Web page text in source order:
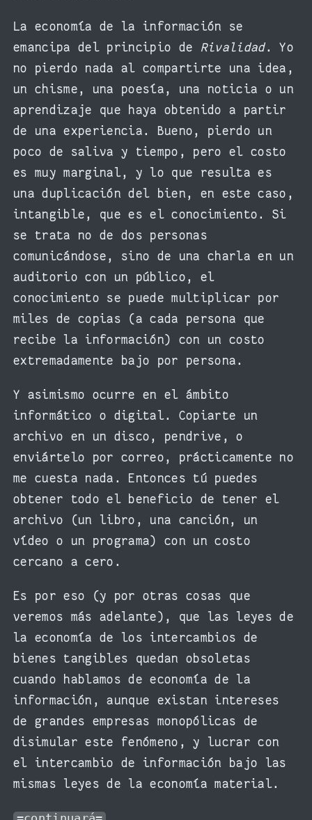
La economía de la información se
emancipa del principio de Rivalidad. Yo
no pierdo nada al compartirte una idea,
un chisme, una poesía, una noticia o un
aprendizaje que haya obtenido a partir
de una experiencia. Bueno, pierdo un
poco de saliva y tiempo, pero el costo
es muy marginal, y lo que resulta es
una duplicación del bien, en este caso,
intangible, que es el conocimiento. Si
se trata no de dos personas
comunicándose, sino de una charla en un
auditorio con un público, el
conocimiento se puede multiplicar por
miles de copias (a cada persona que
recibe la información) con un costo
extremadamente bajo por persona.
Y asimismo ocurre en el ámbito
informático o digital. Copiarte un
archivo en un disco, pendrive, o
enviártelo por correo, prácticamente no
me cuesta nada. Entonces tú puedes
obtener todo el beneficio de tener el
archivo (un libro, una canción, un
vídeo o un programa) con un costo
cercano a cero.
Es por eso (y por otras cosas que
veremos más adelante), que las leyes de
la economía de los intercambios de
bienes tangibles quedan obsoletas
cuando hablamos de economía de la
información, aunque existan intereses
de grandes empresas monopólicas de
disimular este fenómeno, y lucrar con
el intercambio de información bajo las
mismas leyes de la economía material.